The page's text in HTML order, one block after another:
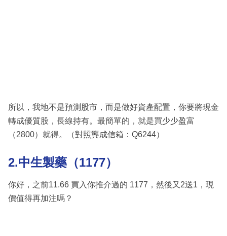
所以，我地不是預測股市，而是做好資產配置，你要將現金
轉成優質股，長線持有。最簡單的，就是買少少盈富
（2800）就得。（對照龔成信箱：Q6244）
2.中生製藥（1177）
你好，之前11.66 買入你推介過的 1177，然後又2送1，現
價值得再加注嗎？